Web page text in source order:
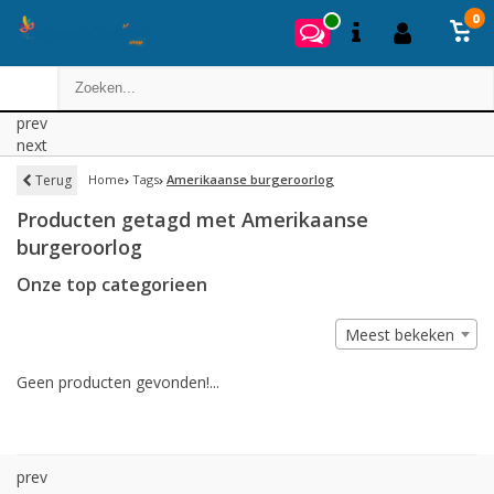
0
prev
next
Terug Home Tags Amerikaanse burgeroorlog
Producten getagd met Amerikaanse
burgeroorlog
Onze top categorieen
Meest bekeken
Geen producten gevonden!...
prev